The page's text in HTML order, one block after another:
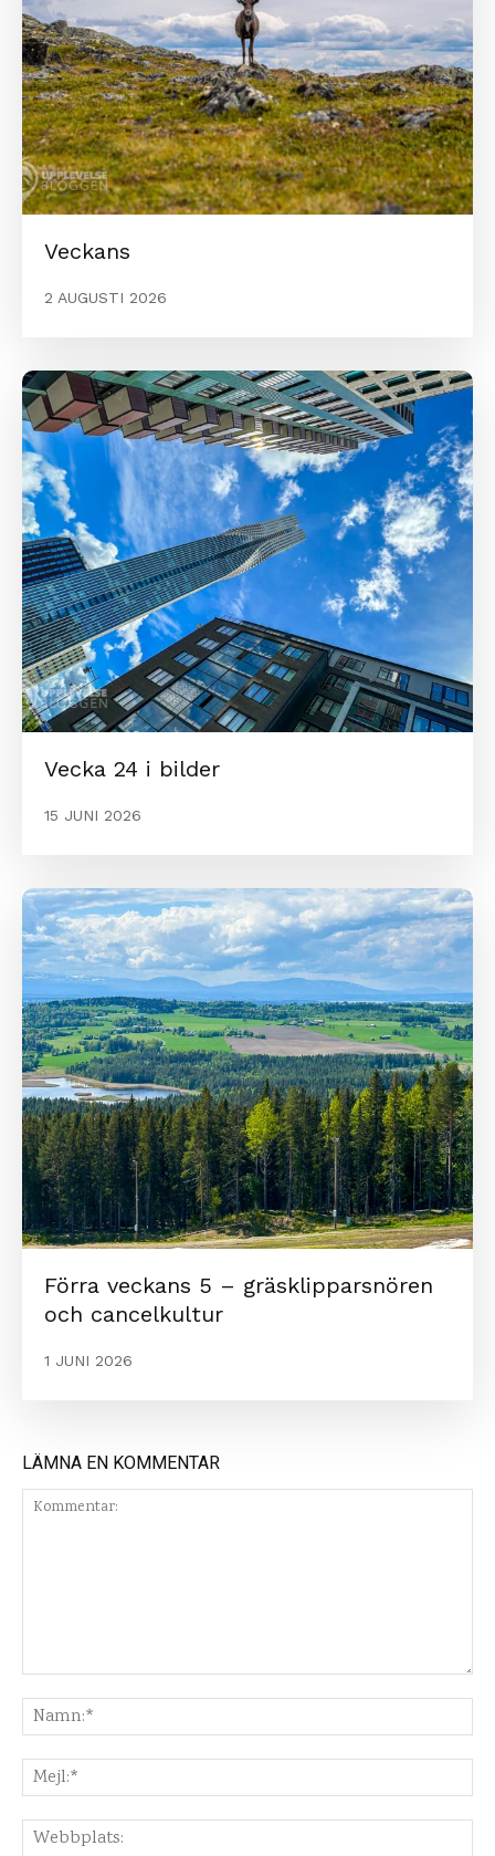
Veckans
2 AUGUSTI 2026
Vecka 24 i bilder
15 JUNI 2026
Förra veckans 5 – gräsklipparsnören
och cancelkultur
1 JUNI 2026
LÄMNA EN KOMMENTAR